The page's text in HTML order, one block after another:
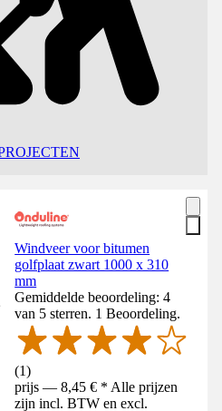
Windveer voor bitumen
golfplaat zwart 1000 x 310
mm
Gemiddelde beoordeling: 4
van 5 sterren. 1 Beoordeling.
(1)
prijs — 8,45 € * Alle prijzen
zijn incl. BTW en excl.